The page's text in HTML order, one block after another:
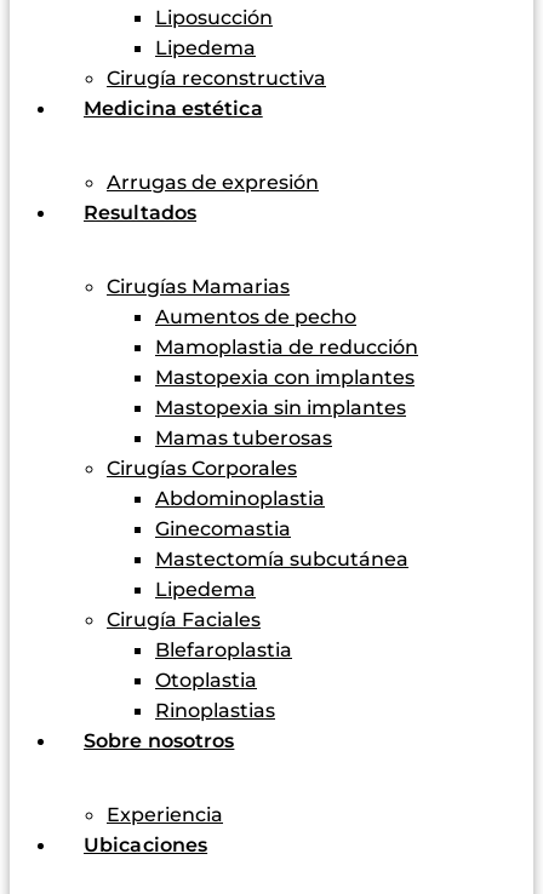
Liposucción
Lipedema
Cirugía reconstructiva
Medicina estética
Arrugas de expresión
Resultados
Cirugías Mamarias
Aumentos de pecho
Mamoplastia de reducción
Mastopexia con implantes
Mastopexia sin implantes
Mamas tuberosas
Cirugías Corporales
Abdominoplastia
Ginecomastia
Mastectomía subcutánea
Lipedema
Cirugía Faciales
Blefaroplastia
Otoplastia
Rinoplastias
Sobre nosotros
Experiencia
Ubicaciones